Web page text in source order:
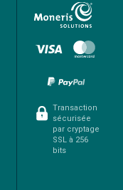
Transaction
sécurisée
par cryptage
SSL à 256
bits